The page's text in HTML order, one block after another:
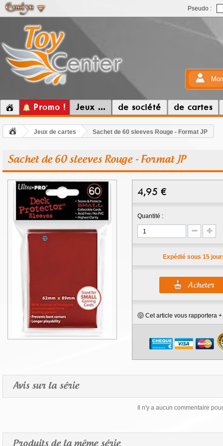
Pseudo :
Promo ! Jeux ... de société de cartes
Jeux de cartes Sachet de 60 sleeves Rouge - Format JP
Sachet de 60 sleeves Rouge - Format JP
4,95 €
Quantité :
Expédié sous 15
Cet article vous rapportera +
Avis sur la série
Il n'y a aucun commentaire
Produits de la même série